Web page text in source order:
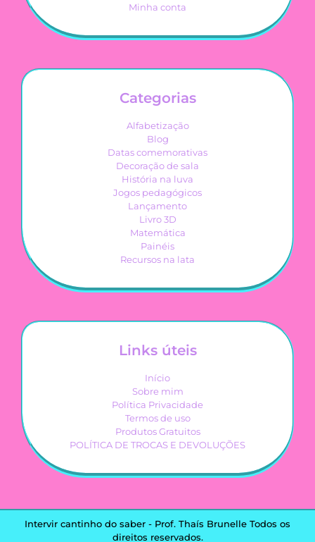
Minha conta
Categorias
Alfabetização
Blog
Datas comemorativas
Decoração de sala
História na luva
Jogos pedagógicos
Lançamento
Livro 3D
Matemática
Painéis
Recursos na lata
Links úteis
Início
Sobre mim
Política Privacidade
Termos de uso
Produtos Gratuitos
POLÍTICA DE TROCAS E DEVOLUÇÕES
Intervir cantinho do saber - Prof. Thaís Brunelle Todos os
direitos reservados.